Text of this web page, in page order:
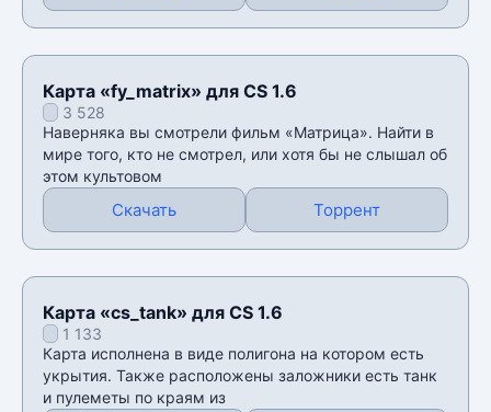
Карта «fy_matrix» для CS 1.6
3 528
Наверняка вы смотрели фильм «Матрица». Найти в
мире того, кто не смотрел, или хотя бы не слышал об
этом культовом
Скачать Торрент
Карта «cs_tank» для CS 1.6
1 133
Карта исполнена в виде полигона на котором есть
укрытия. Также расположены заложники есть танк
и пулеметы по краям из